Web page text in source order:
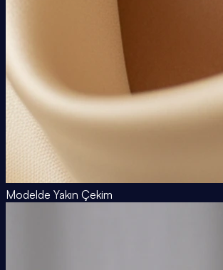
Modelde Yakın Çekim